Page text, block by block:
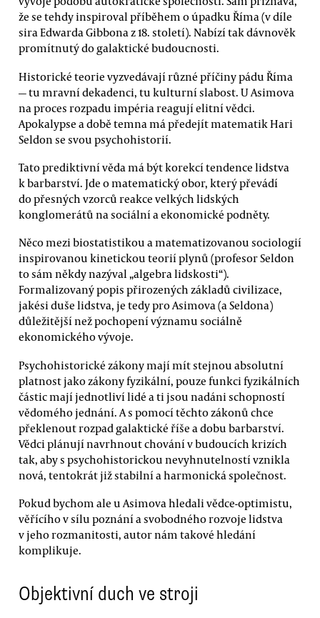
že se tehdy inspiroval příběhem o úpadku Říma (v díle
sira Edwarda Gibbona z 18. století). Nabízí tak dávnověk
promítnutý do galaktické budoucnosti.
Historické teorie vyzvedávají různé příčiny pádu Říma
— tu mravní dekadenci, tu kulturní slabost. U Asimova
na proces rozpadu impéria reagují elitní vědci.
Apokalypse a době temna má předejít matematik Hari
Seldon se svou psychohistorií.
Tato prediktivní věda má být korekcí tendence lidstva
k barbarství. Jde o matematický obor, který převádí
do přesných vzorců reakce velkých lidských
konglomerátů na sociální a ekonomické podněty.
Něco mezi biostatistikou a matematizovanou sociologií
inspirovanou kinetickou teorií plynů (profesor Seldon
to sám někdy nazýval „algebra lidskosti“).
Formalizovaný popis přirozených základů civilizace,
jakési duše lidstva, je tedy pro Asimova (a Seldona)
důležitější než pochopení významu sociálně
ekonomického vývoje.
Psychohistorické zákony mají mít stejnou absolutní
platnost jako zákony fyzikální, pouze funkci fyzikálních
částic mají jednotliví lidé a ti jsou nadáni schopností
vědomého jednání. A s pomocí těchto zákonů chce
překlenout rozpad galaktické říše a dobu barbarství.
Vědci plánují navrhnout chování v budoucích krizích
tak, aby s psychohistorickou nevyhnutelností vznikla
nová, tentokrát již stabilní a harmonická společnost.
Pokud bychom ale u Asimova hledali vědce-optimistu,
věřícího v sílu poznání a svobodného rozvoje lidstva
v jeho rozmanitosti, autor nám takové hledání
komplikuje.
Objektivní duch ve stroji